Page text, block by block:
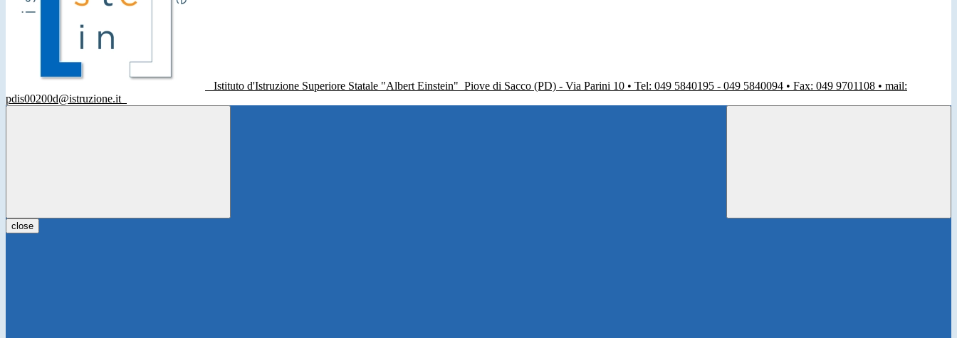
Istituto d'Istruzione Superiore Statale "Albert Einstein" Piove di Sacco (PD) - Via Parini 10 • Tel: 049 5840195 - 049 5840094 • Fax: 049 9701108 • mail:
pdis00200d@istruzione.it
close